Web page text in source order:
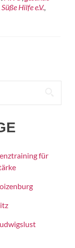
Süße Hilfe e.V.,
für